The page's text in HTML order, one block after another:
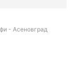
- Асеновград